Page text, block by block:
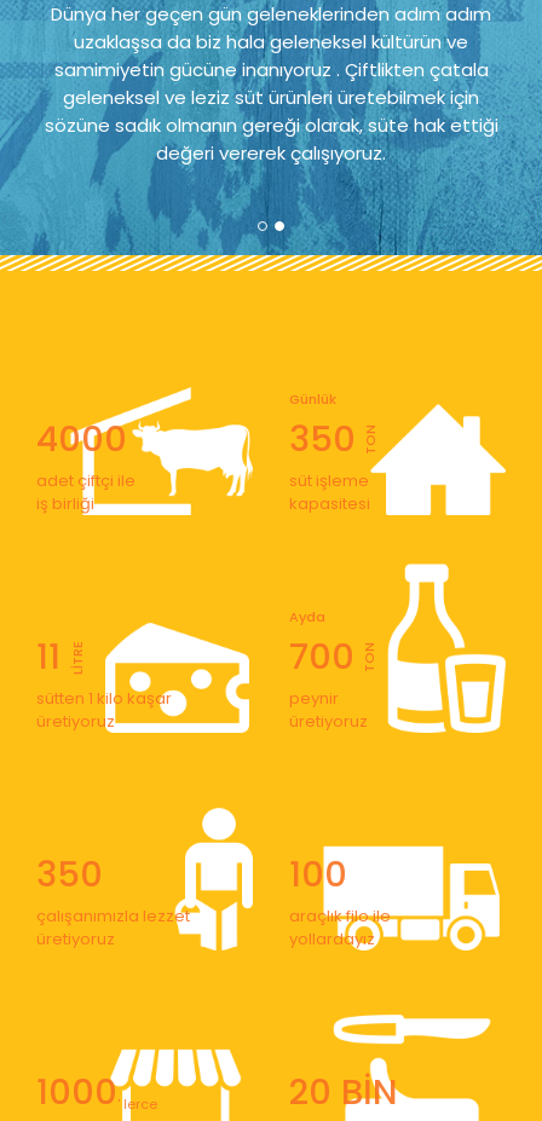
Dünya her geçen gün geleneklerinden adım adım
uzaklaşsa da biz hala geleneksel kültürün ve
samimiyetin gücüne inanıyoruz . Çiftlikten çatala
geleneksel ve leziz süt ürünleri üretebilmek için
sözüne sadık olmanın gereği olarak, süte hak ettiği
değeri vererek çalışıyoruz.
4000
adet çiftçi ile
iş birliği
350
Günlük
TON
süt işleme
kapasitesi
11 LİTRE
sütten 1 kilo kaşar
üretiyoruz
700
Ayda
TON
peynir
üretiyoruz
350
çalışanımızla lezzet
üretiyoruz
100
araçlık filo ile
yollardayız
1000' lerce 20 BİN